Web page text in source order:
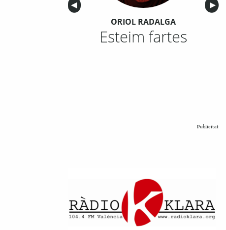
Anterior
◀︎ ▶︎
ORIOL RADALGA
Esteim fartes
Publicitat